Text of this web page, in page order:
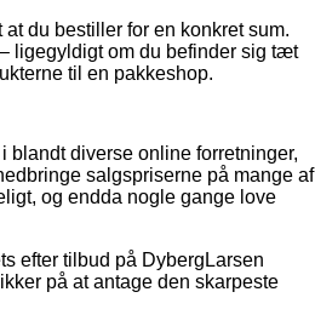
du bestiller for en konkret sum.
ligegyldigt om du befinder sig tæt
til en pakkeshop.
blandt diverse online forretninger,
salgspriserne på mange af
og endda nogle gange love
efter tilbud på DybergLarsen
på at antage den skarpeste